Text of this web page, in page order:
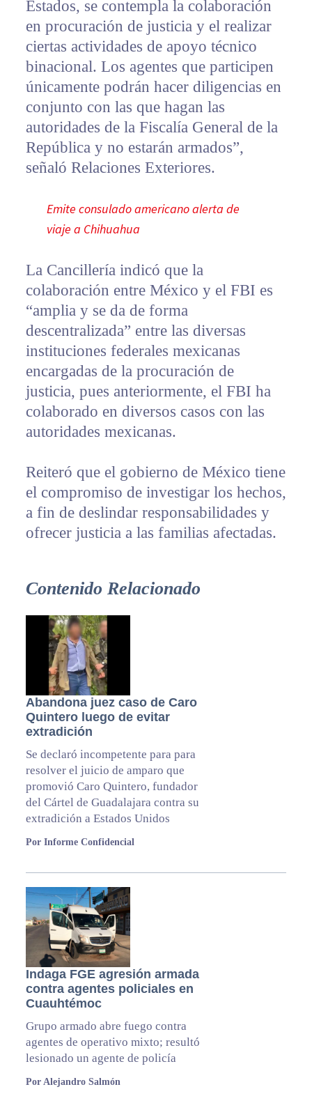
Estados, se contempla la colaboración
en procuración de justicia y el realizar
ciertas actividades de apoyo técnico
binacional. Los agentes que participen
únicamente podrán hacer diligencias en
conjunto con las que hagan las
autoridades de la Fiscalía General de la
República y no estarán armados”,
señaló Relaciones Exteriores.
Emite consulado americano alerta de
viaje a Chihuahua
La Cancillería indicó que la
colaboración entre México y el FBI es
“amplia y se da de forma
descentralizada” entre las diversas
instituciones federales mexicanas
encargadas de la procuración de
justicia, pues anteriormente, el FBI ha
colaborado en diversos casos con las
autoridades mexicanas.
Reiteró que el gobierno de México tiene
el compromiso de investigar los hechos,
a fin de deslindar responsabilidades y
ofrecer justicia a las familias afectadas.
Contenido Relacionado
Abandona juez caso de Caro
Quintero luego de evitar
extradición
Se declaró incompetente para para
resolver el juicio de amparo que
promovió Caro Quintero, fundador
del Cártel de Guadalajara contra su
extradición a Estados Unidos
Por Informe Confidencial
Indaga FGE agresión armada
contra agentes policiales en
Cuauhtémoc
Grupo armado abre fuego contra
agentes de operativo mixto; resultó
lesionado un agente de policía
Por Alejandro Salmón